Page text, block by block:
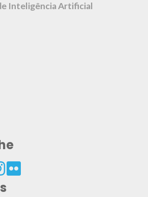
Inteligência Artificial